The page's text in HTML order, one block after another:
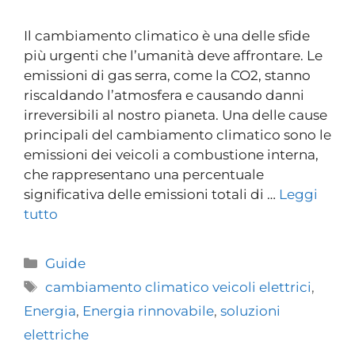
Il cambiamento climatico è una delle sfide
più urgenti che l’umanità deve affrontare. Le
emissioni di gas serra, come la CO2, stanno
riscaldando l’atmosfera e causando danni
irreversibili al nostro pianeta. Una delle cause
principali del cambiamento climatico sono le
emissioni dei veicoli a combustione interna,
che rappresentano una percentuale
significativa delle emissioni totali di … Leggi
tutto
Guide
cambiamento climatico veicoli elettrici,
Energia, Energia rinnovabile, soluzioni
elettriche